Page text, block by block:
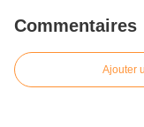
Commentaires
Ajouter